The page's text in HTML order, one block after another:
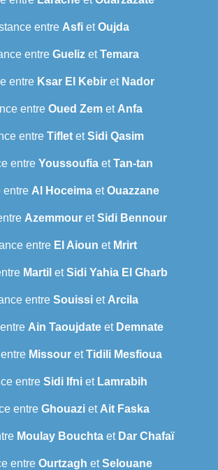
entre AsfietOujda
entre GuelizetTemara
entre Ksar El Kebiret Nador
entre Oued Zem et Anfa
entre Tiflet etSidi Qasim
entre YoussoufiaetTan-tan
entre Al Hoceima etOuazzane
AzemmouretSidi Bennour
entre El Aioun et Mrirt
Martil etSidi Yahia El Gharb
entre Souissiet Arcila
Ain Taoujdateet Demnate
Missour etTidili Mesfioua
entre Sidi Ifni et Lamrabih
entre Ghouazi et Ait Faska
Moulay Bouchta et Dar Chafaï
entre Ourtzagh etSelouane